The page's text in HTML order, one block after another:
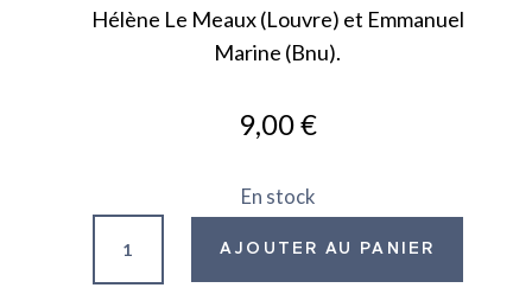
Hélène Le Meaux (Louvre) et Emmanuel
Marine (Bnu).
9,00€
En stock
AJOUTER AU PANIER